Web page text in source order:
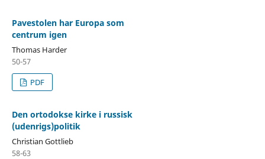
Pavestolen har Europa som
centrum igen
Thomas Harder
50-57
PDF
Den ortodokse kirke i russisk
(udenrigs)politik
Christian Gottlieb
58-63